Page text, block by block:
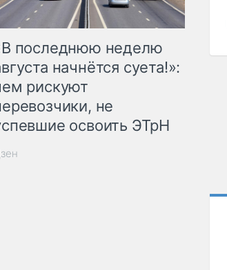
последнюю неделю
начнётся суета!»:
рискуют
не
освоить ЭТрН